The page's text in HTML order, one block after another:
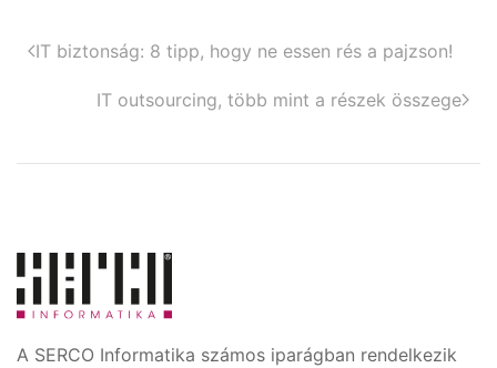
IT biztonság: 8 tipp, hogy ne essen rés a pajzson!
IT outsourcing, több mint a részek összege
A SERCO Informatika számos iparágban rendelkezik